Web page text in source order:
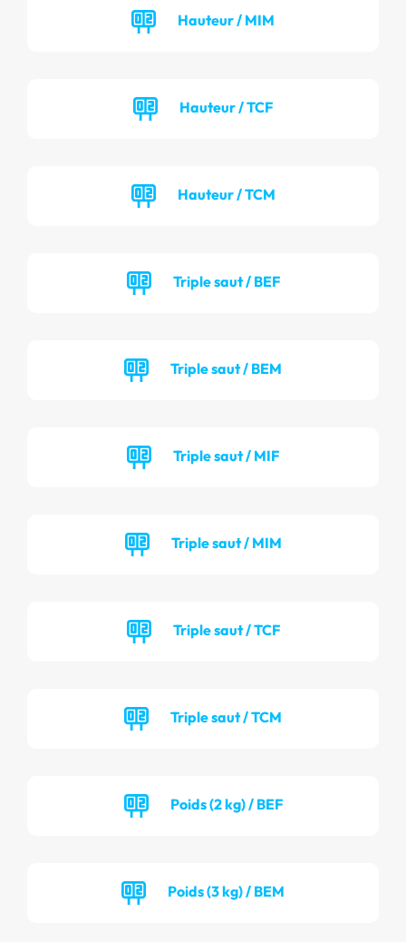
Hauteur / MIM
Hauteur / TCF
Hauteur / TCM
Triple saut / BEF
Triple saut / BEM
Triple saut / MIF
Triple saut / MIM
Triple saut / TCF
Triple saut / TCM
Poids (2 kg) / BEF
Poids (3 kg) / BEM